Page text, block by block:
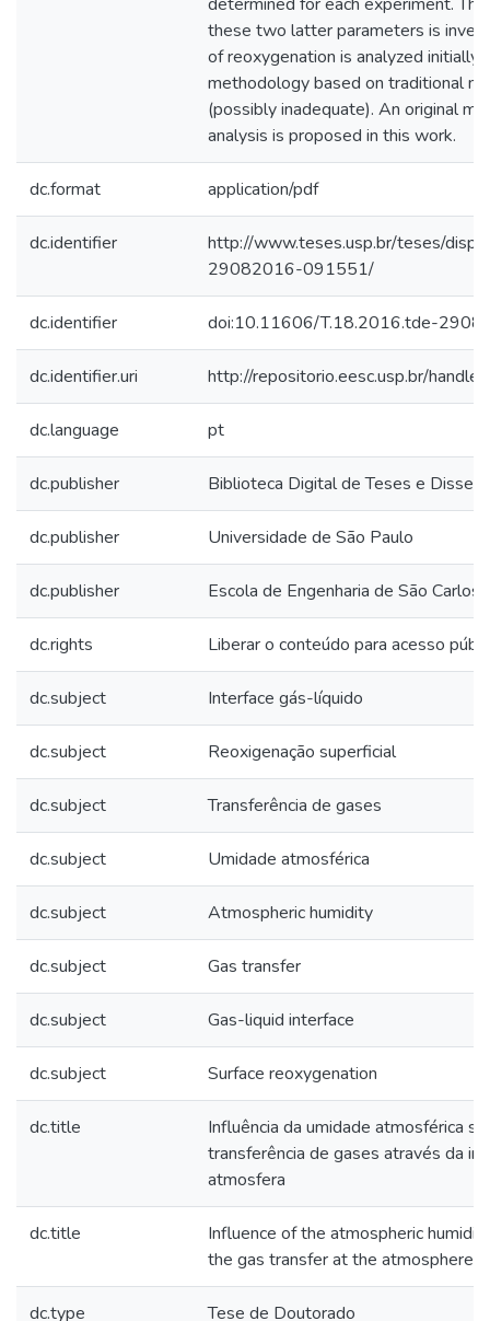
these two latter parameters is
of reoxygenation is analyzed initially
methodology based on traditional
(possibly inadequate). An original
analysis is proposed in this work.
dc.format application/pdf
dc.identifier
http://www.teses.usp.br/teses/
29082016-091551/
dc.identifier doi:10.11606/T.18.2016.tde-
dc.identifier.uri http://repositorio.eesc.usp.br/
dc.language pt
dc.publisher Biblioteca Digital de Teses e
dc.publisher Universidade de São Paulo
dc.publisher Escola de Engenharia de São Carlos
dc.rights Liberar o conteúdo para acesso
dc.subject Interface gás-líquido
dc.subject Reoxigenação superficial
dc.subject Transferência de gases
dc.subject Umidade atmosférica
dc.subject Atmospheric humidity
dc.subject Gas transfer
dc.subject Gas-liquid interface
dc.subject Surface reoxygenation
dc.title
Influência da umidade atmosférica
transferência de gases através da
atmosfera
dc.title
Influence of the atmospheric
the gas transfer at the atmosphere-
dc.type Tese de Doutorado